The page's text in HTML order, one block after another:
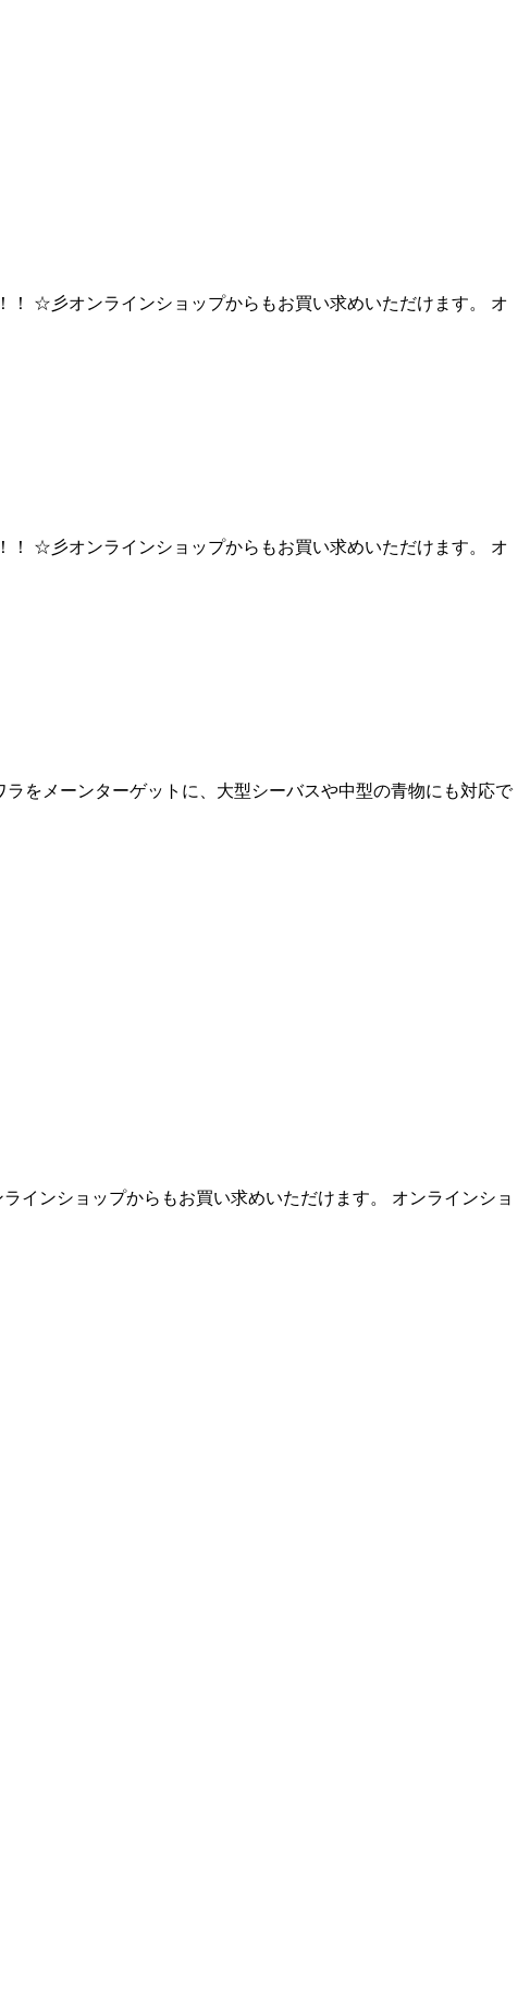
！ ☆彡オンラインショップからもお買い求めいただけます。 オ
！ ☆彡オンラインショップからもお買い求めいただけます。 オ
をメーンターゲットに、大型シーバスや中型の青物にも対応で
インショップからもお買い求めいただけます。 オンラインショ